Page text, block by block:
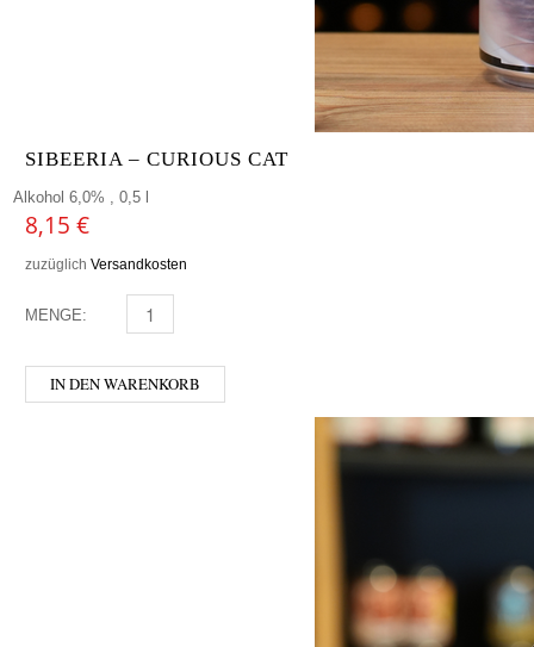
SIBEERIA – CURIOUS CAT
Alkohol 6,0% , 0,5 l
8,15 €
zuzüglich Versandkosten
MENGE: SIBEERIA - CURIOUS CAT MENGE
IN DEN WARENKORB